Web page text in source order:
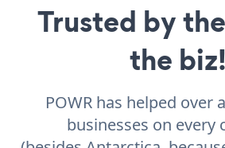
Trusted by
the biz!
POWR has helped over
businesses on every